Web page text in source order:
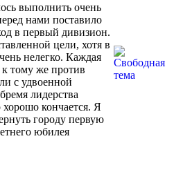
выполнить очень
нами поставило
в первый дивизион.
цели, хотя в
нелегко. Каждая
тому же против
с удвоенной
лидерства
кончается. Я
городу первую
юбилея